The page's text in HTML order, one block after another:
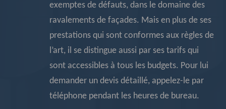
exemptes de défauts, dans le domaine des
ravalements de façades. Mais en plus de ses
prestations qui sont conformes aux règles de
l’art, il se distingue aussi par ses tarifs qui
sont accessibles à tous les budgets. Pour lui
demander un devis détaillé, appelez-le par
téléphone pendant les heures de bureau.